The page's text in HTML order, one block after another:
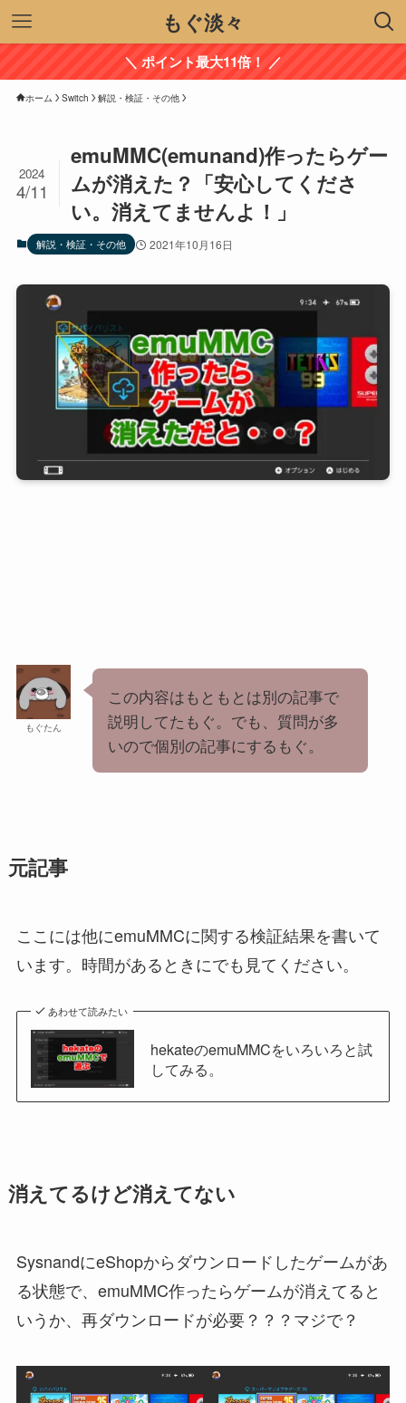
もぐ淡々
＼ ポイント最大11倍！ ／
ホーム Switch 解説・検証・その他
emuMMC(emunand)作ったらゲー
ムが消えた？「安心してくださ
い。消えてませんよ！」
2024
4/11
解説・検証・その他 2021年10月16日
もぐたん
この内容はもともとは別の記事で
説明してたもぐ。でも、質問が多
いので個別の記事にするもぐ。
元記事
ここには他にemuMMCに関する検証結果を書いて
います。時間があるときにでも見てください。
あわせて読みたい
hekateのemuMMCをいろいろと試
してみる。
消えてるけど消えてない
SysnandにeShopからダウンロードしたゲームがあ
る状態で、emuMMC作ったらゲームが消えてると
いうか、再ダウンロードが必要？？？マジで？